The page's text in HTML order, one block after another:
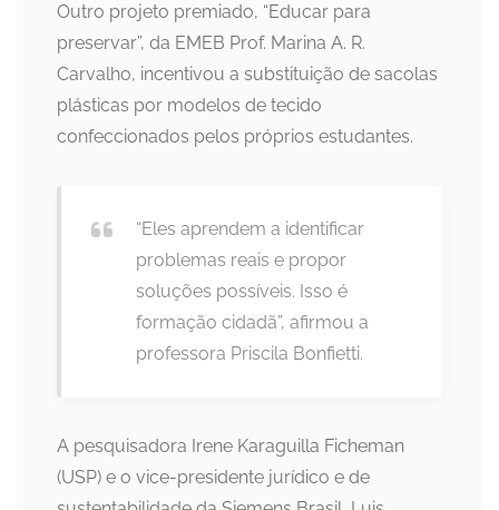
Outro projeto premiado, “Educar para
preservar”, da EMEB Prof. Marina A. R.
Carvalho, incentivou a substituição de sacolas
plásticas por modelos de tecido
confeccionados pelos próprios estudantes.
“Eles aprendem a identificar
problemas reais e propor
soluções possíveis. Isso é
formação cidadã”, afirmou a
professora Priscila Bonfietti.
A pesquisadora Irene Karaguilla Ficheman
(USP) e o vice-presidente jurídico e de